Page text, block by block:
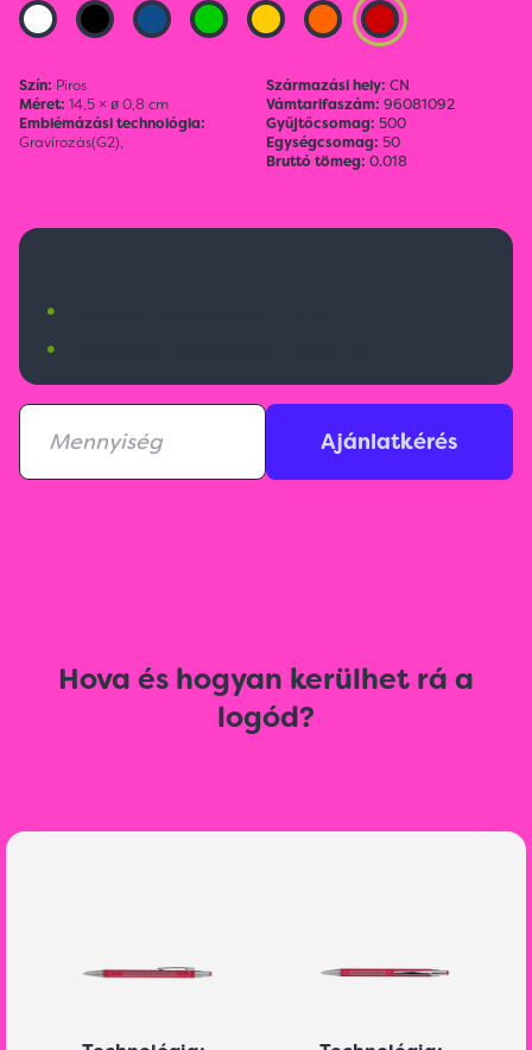
Szín: Piros
Méret: 14,5 × ø 0,8 cm
Emblémázási technológia:
Gravírozás(G2),
Származási hely: CN
Vámtarifaszám: 96081092
Gyűjtőcsomag: 500
Egységcsomag: 50
Bruttó tömeg: 0.018
•
•
Ajánlatkérés
Hova és hogyan kerülhet rá a
logód?